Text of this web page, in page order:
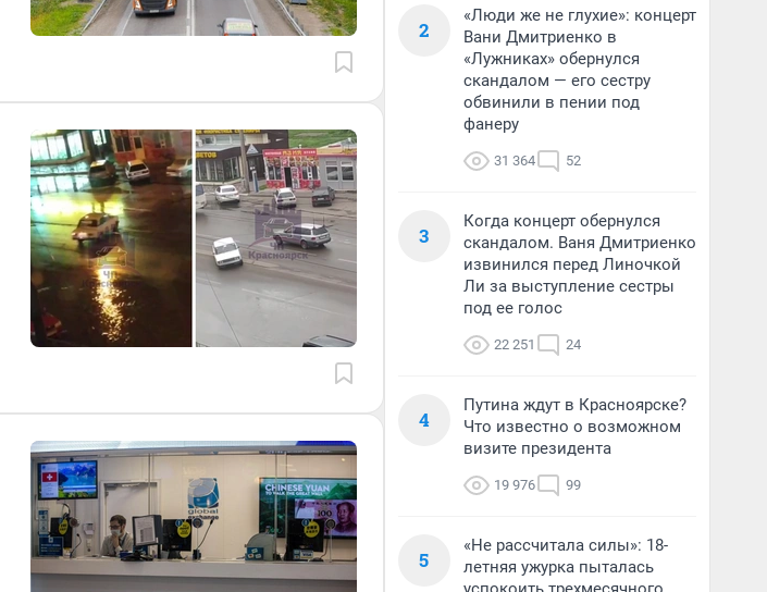
2
«Люди же не глухие»: концерт
Вани Дмитриенко в
«Лужниках» обернулся
скандалом — его сестру
обвинили в пении под
фанеру
31 364 52
3
Когда концерт обернулся
скандалом. Ваня Дмитриенко
извинился перед Линочкой
Ли за выступление сестры
под ее голос
22 251 24
4
Путина ждут в Красноярске?
Что известно о возможном
визите президента
19 976 99
5
«Не рассчитала силы»: 18-
летняя ужурка пыталась